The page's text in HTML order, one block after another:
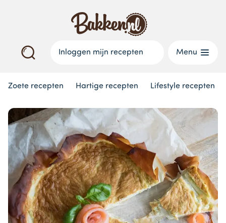
Inloggen mijn recepten Menu
Zoete recepten Hartige recepten Lifestyle recepten